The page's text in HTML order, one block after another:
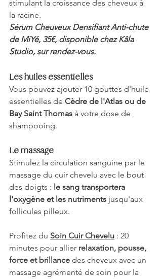
stimulant la croissance des cheveux à
la racine.
Sérum Cheuveux Densifiant Anti-chute
de MiYé, 35€, disponible chez Kâla
Studio, sur rendez-vous.
Les huiles essentielles
Vous pouvez ajouter 10 gouttes d'huile
essentielles de Cèdre de l'Atlas ou de
Bay Saint Thomas à votre dose de
shampooing.
Le massage
Stimulez la circulation sanguine par le
massage du cuir chevelu avec le bout
des doigts : le sang transportera
l'oxygène et les nutriments jusqu'aux
follicules pilleux.
Profitez du Soin Cuir Chevelu : 20
minutes pour allier relaxation, pousse,
force et brillance des cheveux avec un
massage agrémenté de soin pour la